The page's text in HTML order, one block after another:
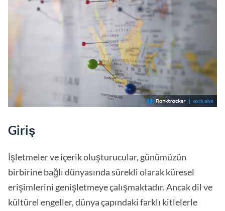
Giriş
İşletmeler ve içerik oluşturucular, günümüzün
birbirine bağlı dünyasında sürekli olarak küresel
erişimlerini genişletmeye çalışmaktadır. Ancak dil ve
kültürel engeller, dünya çapındaki farklı kitlelerle